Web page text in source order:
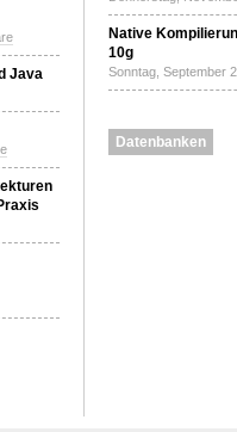
Java
Native
10g
Sonntag, September
Datenbanken